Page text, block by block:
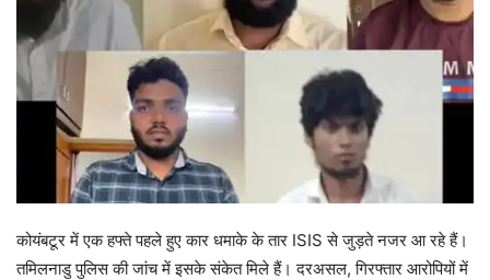
कोयंबटूर में एक हफ्ते पहले हुए कार धमाके के तार ISIS से जुड़ते नजर आ रहे हैं।
तमिलनाडु पुलिस की जांच में इसके संकेत मिले हैं। दरअसल, गिरफ्तार आरोपियों में